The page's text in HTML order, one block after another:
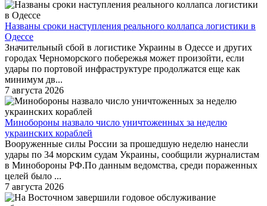
Названы сроки наступления реального коллапса логистики в
Одессе
Значительный сбой в логистике Украины в Одессе и других
городах Черноморского побережья может произойти, если
удары по портовой инфраструктуре продолжатся еще как
минимум дв...
7 августа 2026
Минобороны назвало число уничтоженных за неделю
украинских кораблей
Вооруженные силы России за прошедшую неделю нанесли
удары по 34 морским судам Украины, сообщили журналистам
в Минобороны РФ.По данным ведомства, среди пораженных
целей было ...
7 августа 2026